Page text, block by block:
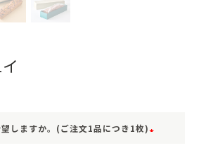
しますか。(ご注文1品につき1枚)